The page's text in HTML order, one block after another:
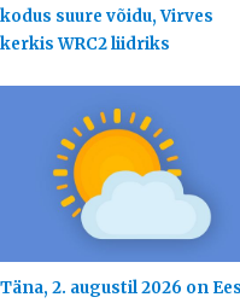
kodus suure võidu, Virves
kerkis WRC2 liidriks
Täna, 2. augustil 2026 on